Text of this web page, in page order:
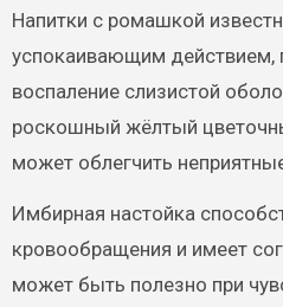
Напитки с ромашкой
успокаивающим действием,
воспаление слизистой
роскошный жёлтый
может облегчить
Имбирная настойка
кровообращения и имеет
может быть полезно при